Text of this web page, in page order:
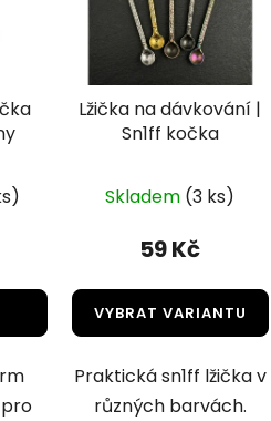
Lžička na dávkování |
Sn1ff kočka
Skladem (3 ks)
59 Kč
VYBRAT VARIANTU
Praktická sn1ff lžička v
různých barvách.